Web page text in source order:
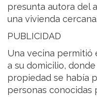
presunta autora del
una vivienda cercana.
PUBLICIDAD
Una vecina permitió
a su domicilio,
propiedad se había
personas conocidas